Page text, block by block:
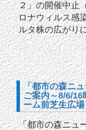
２」の開催中止
ロナウィルス感
ルタ株の広がり
「都市の森ニ
ご案内～8/6/16
ーム前芝生広場
「都市の森ニュ